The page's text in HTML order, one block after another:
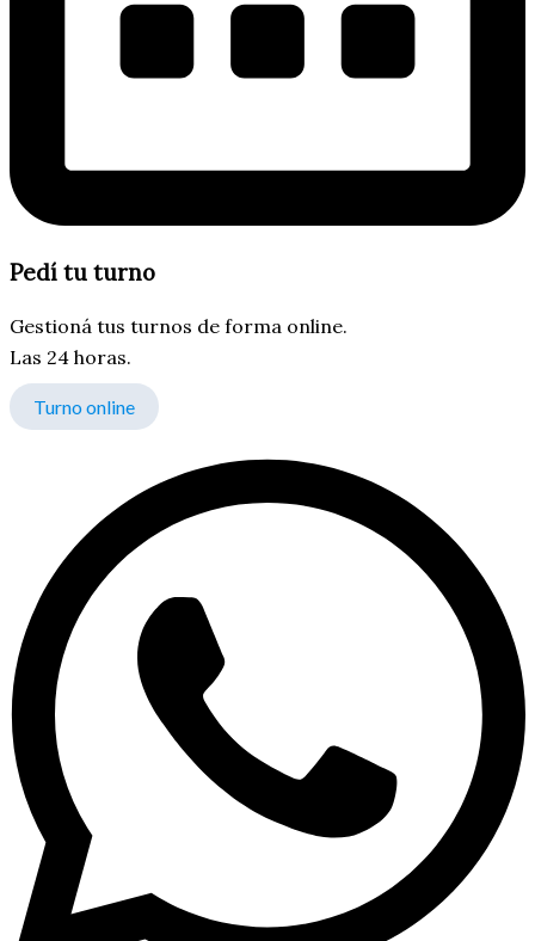
Pedí tu turno
Gestioná tus turnos de forma online.
Las 24 horas.
Turno online